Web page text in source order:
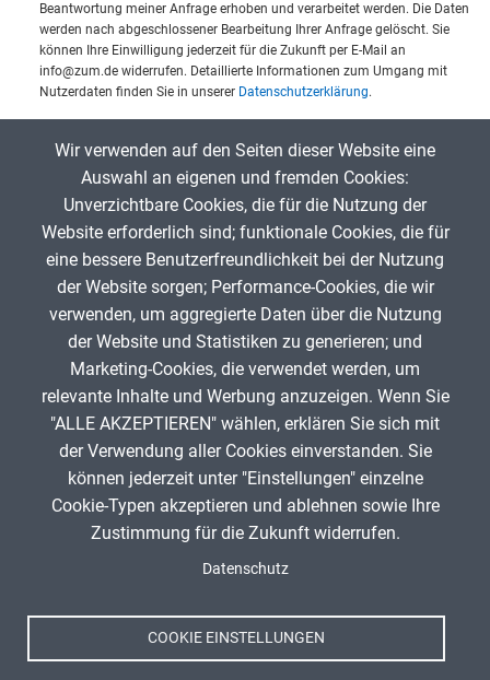
Beantwortung meiner Anfrage erhoben und verarbeitet werden. Die Daten
werden nach abgeschlossener Bearbeitung Ihrer Anfrage gelöscht. Sie
können Ihre Einwilligung jederzeit für die Zukunft per E-Mail an
info@zum.de widerrufen. Detaillierte Informationen zum Umgang mit
Nutzerdaten finden Sie in unserer Datenschutzerklärung.
Captcha eingeben:
Gib die Zeichen aus dem Bild oben ein,
beachte Groß- und Kleinschreibung.
Um Spam zu verhindern, gib bitte die Zeichenfolge aus dem Bild
oben ein.
ANZEIGE
Spenden
Impressum
Wir verwenden auf den Seiten dieser Website eine
Auswahl an eigenen und fremden Cookies:
Unverzichtbare Cookies, die für die Nutzung der
Website erforderlich sind; funktionale Cookies, die für
eine bessere Benutzerfreundlichkeit bei der Nutzung
der Website sorgen; Performance-Cookies, die wir
verwenden, um aggregierte Daten über die Nutzung
der Website und Statistiken zu generieren; und
Marketing-Cookies, die verwendet werden, um
relevante Inhalte und Werbung anzuzeigen. Wenn Sie
"ALLE AKZEPTIEREN" wählen, erklären Sie sich mit
der Verwendung aller Cookies einverstanden. Sie
können jederzeit unter "Einstellungen" einzelne
Cookie-Typen akzeptieren und ablehnen sowie Ihre
Zustimmung für die Zukunft widerrufen.
Datenschutz
COOKIE EINSTELLUNGEN